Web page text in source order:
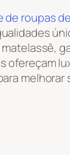
de roupas
ofereçam
melhorar